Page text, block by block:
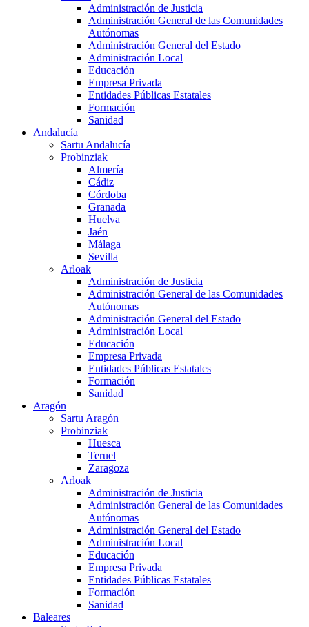
Administración de Justicia
Administración General de las Comunidades
Autónomas
Administración General del Estado
Administración Local
Educación
Empresa Privada
Entidades Públicas Estatales
Formación
Sanidad
Andalucía
Sartu Andalucía
Probinziak
Almería
Cádiz
Córdoba
Granada
Huelva
Jaén
Málaga
Sevilla
Arloak
Administración de Justicia
Administración General de las Comunidades
Autónomas
Administración General del Estado
Administración Local
Educación
Empresa Privada
Entidades Públicas Estatales
Formación
Sanidad
Aragón
Sartu Aragón
Probinziak
Huesca
Teruel
Zaragoza
Arloak
Administración de Justicia
Administración General de las Comunidades
Autónomas
Administración General del Estado
Administración Local
Educación
Empresa Privada
Entidades Públicas Estatales
Formación
Sanidad
Baleares